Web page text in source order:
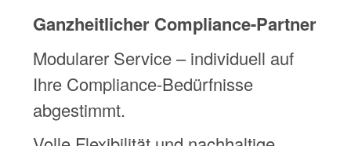
Ganzheitlicher Compliance-Partner
Modularer Service – individuell auf
Ihre Compliance-Bedürfnisse
abgestimmt.